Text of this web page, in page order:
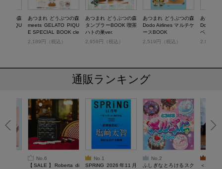
ぶつの森
PIQU
あつまれ どうぶつの森
meets GELATO PIQU
E SPECIAL BOOK cle
ar package ver.
2,189円（税込）
あつまれ どうぶつの森
タンブラーBOOK 喫茶
ハトの巣ver.
2,959円（税込）
あつまれ どうぶつの森
Dodo Airlines マルチケ
ースBOOK
2,519円（税込）
あつまれ
Dodo
ベルポー
2,849円
通販ランキング
No.6
【SALE】Roberta di
No.1
SPRiNG 2026年11月
No.2
ふしぎなとろけるスク
＜SALE